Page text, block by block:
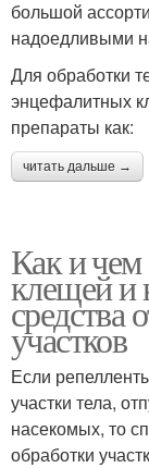
большой
надоедливыми
Для обработки
энцефалитных
препараты как:
читать дальше →
Как и чем
клещей и
средства
участков
Если
участки тела,
насекомых, то
обработки